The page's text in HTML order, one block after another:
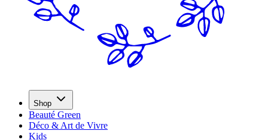
Shop
Beauté Green
Déco & Art de Vivre
Kids